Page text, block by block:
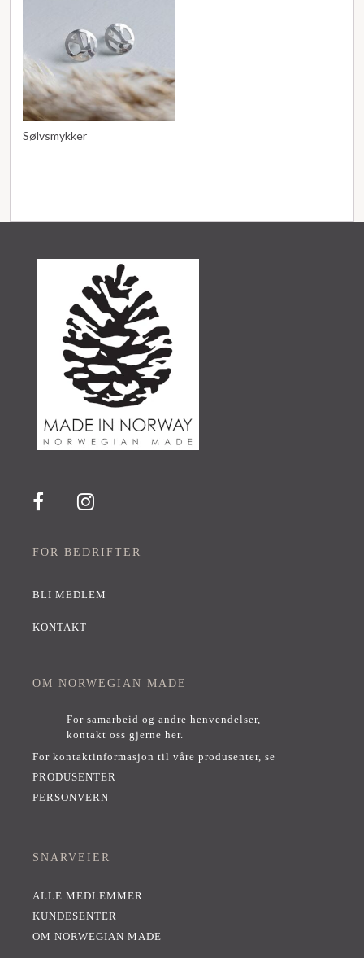
Sølvsmykker
FOR BEDRIFTER
BLI MEDLEM
KONTAKT
OM NORWEGIAN MADE
For samarbeid og andre henvendelser,
kontakt oss gjerne her.
For kontaktinformasjon til våre produsenter, se
PRODUSENTER
PERSONVERN
SNARVEIER
ALLE MEDLEMMER
KUNDESENTER
OM NORWEGIAN MADE